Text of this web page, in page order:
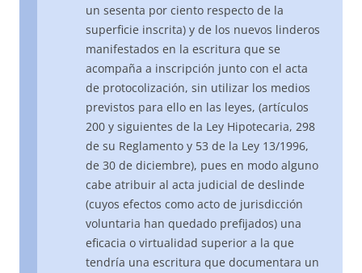
un sesenta por ciento respecto de la
superficie inscrita) y de los nuevos linderos
manifestados en la escritura que se
acompaña a inscripción junto con el acta
de protocolización, sin utilizar los medios
previstos para ello en las leyes, (artículos
200 y siguientes de la Ley Hipotecaria, 298
de su Reglamento y 53 de la Ley 13/1996,
de 30 de diciembre), pues en modo alguno
cabe atribuir al acta judicial de deslinde
(cuyos efectos como acto de jurisdicción
voluntaria han quedado prefijados) una
eficacia o virtualidad superior a la que
tendría una escritura que documentara un